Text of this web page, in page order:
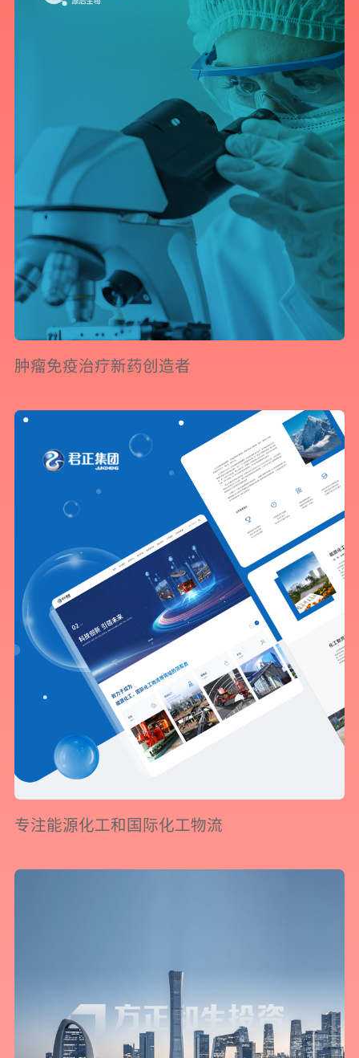
您需要： 网站建设 数字产品研发
SEO搜索优化
在线视频会议 电话 / 微信沟通
您所提交的信息将严格保密，且不以任何形式透露给任何第三方
再想想，稍后预约
肿瘤免疫治疗新药创造者
专注能源化工和国际化工物流